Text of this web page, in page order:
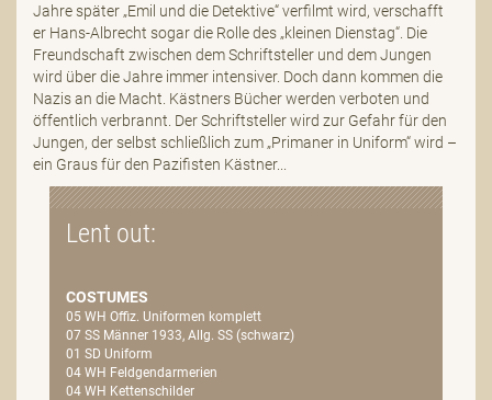
Jahre später „Emil und die Detektive“ verfilmt wird, verschafft
er Hans-Albrecht sogar die Rolle des „kleinen Dienstag“. Die
Freundschaft zwischen dem Schriftsteller und dem Jungen
wird über die Jahre immer intensiver. Doch dann kommen die
Nazis an die Macht. Kästners Bücher werden verboten und
öffentlich verbrannt. Der Schriftsteller wird zur Gefahr für den
Jungen, der selbst schließlich zum „Primaner in Uniform“ wird –
ein Graus für den Pazifisten Kästner...
Lent out:
COSTUMES
05 WH Offiz. Uniformen komplett
07 SS Männer 1933, Allg. SS (schwarz)
01 SD Uniform
04 WH Feldgendarmerien
04 WH Kettenschilder